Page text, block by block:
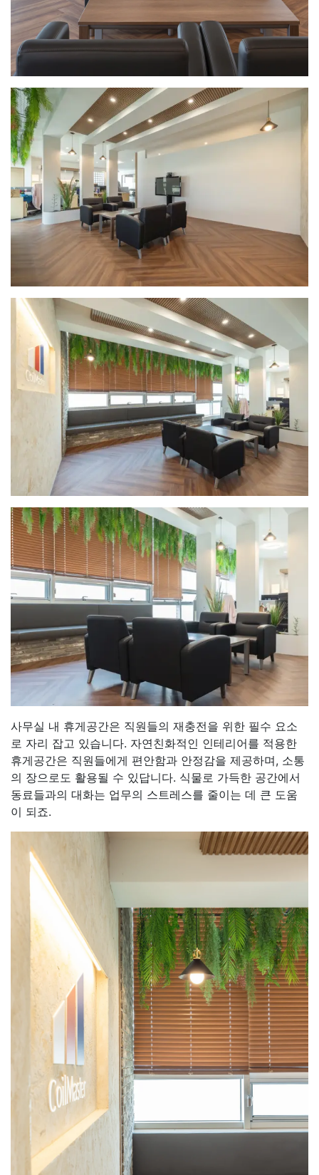
사무실 내 휴게공간은 직원들의 재충전을 위한 필수 요소
로 자리 잡고 있습니다. 자연친화적인 인테리어를 적용한
휴게공간은 직원들에게 편안함과 안정감을 제공하며, 소통
의 장으로도 활용될 수 있답니다. 식물로 가득한 공간에서
동료들과의 대화는 업무의 스트레스를 줄이는 데 큰 도움
이 되죠.